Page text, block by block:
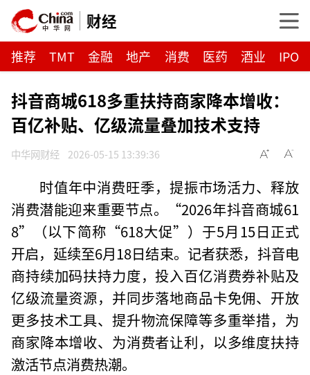
财经
推荐 TMT 金融 地产 消费 医药 酒业 IPO
抖音商城618多重扶持商家降本增收：
百亿补贴、亿级流量叠加技术支持
中华网财经 2026-05-15 13:39:36
时值年中消费旺季，提振市场活力、释放
消费潜能迎来重要节点。“2026年抖音商城61
8”（以下简称“618大促”）于5月15日正式
开启，延续至6月18日结束。记者获悉，抖音电
商持续加码扶持力度，投入百亿消费券补贴及
亿级流量资源，并同步落地商品卡免佣、开放
更多技术工具、提升物流保障等多重举措，为
商家降本增收、为消费者让利，以多维度扶持
激活节点消费热潮。